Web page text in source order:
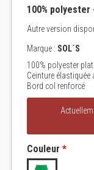
100% polyester
Autre version
Marque : SOL´S
100% polyester plat.
Ceinture élastiquée
Bord col renforcé
Couleur *